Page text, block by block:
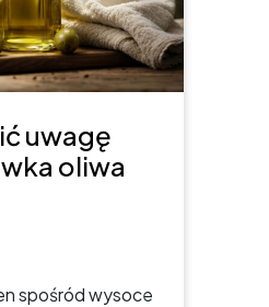
uwagę
oliwa
spośród wysoce